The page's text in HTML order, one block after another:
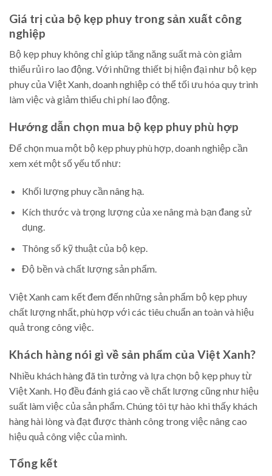
Giá trị của bộ kẹp phuy trong sản xuất công
nghiệp
Bộ kẹp phuy không chỉ giúp tăng năng suất mà còn giảm
thiểu rủi ro lao động. Với những thiết bị hiện đại như bộ kẹp
phuy của Việt Xanh, doanh nghiệp có thể tối ưu hóa quy trình
làm việc và giảm thiểu chi phí lao động.
Hướng dẫn chọn mua bộ kẹp phuy phù hợp
Để chọn mua một bộ kẹp phuy phù hợp, doanh nghiệp cần
xem xét một số yếu tố như:
Khối lượng phuy cần nâng hạ.
Kích thước và trọng lượng của xe nâng mà bạn đang sử
dụng.
Thông số kỹ thuật của bộ kẹp.
Độ bền và chất lượng sản phẩm.
Việt Xanh cam kết đem đến những sản phẩm bộ kẹp phuy
chất lượng nhất, phù hợp với các tiêu chuẩn an toàn và hiệu
quả trong công việc.
Khách hàng nói gì về sản phẩm của Việt Xanh?
Nhiều khách hàng đã tin tưởng và lựa chọn bộ kẹp phuy từ
Việt Xanh. Họ đều đánh giá cao về chất lượng cũng như hiệu
suất làm việc của sản phẩm. Chúng tôi tự hào khi thấy khách
hàng hài lòng và đạt được thành công trong việc nâng cao
hiệu quả công việc của mình.
Tổng kết